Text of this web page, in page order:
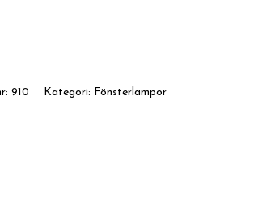
910 Kategori: Fönsterlampor